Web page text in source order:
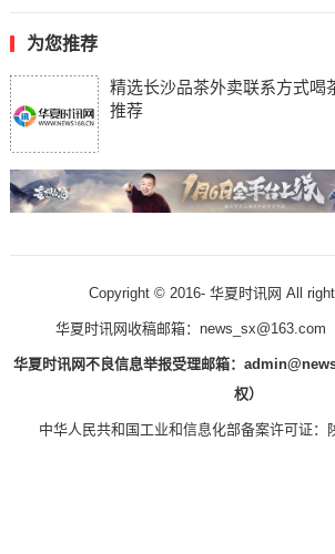
为您推荐
精选长沙品茶外卖联系方式喝
推荐
Copyright © 2016- 华夏时讯网 All
华夏时讯网收稿邮箱：news_sx@163.com
华夏时讯网不良信息举报受理邮箱：
权）
中华人民共和国工业和信息化部备案许可证：